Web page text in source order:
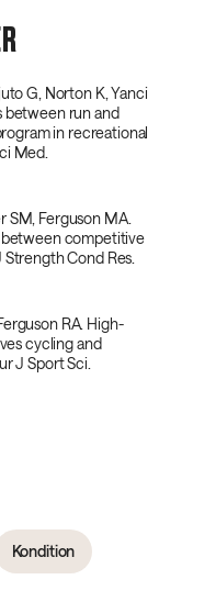
G, Norton K, Yanci
between run and
in recreational
Med.
SM, Ferguson MA.
competitive
Cond Res.
RA. High-
cycling and
J Sport Sci.
Kondition